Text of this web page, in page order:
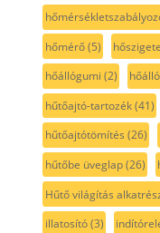
hőmérő(5)
hőállógumi (2)
hűtőajtó-tartozék(41)
hűtőajtótömítés (26)
hűtőbe üveglap(26)
Hűtő világítás
illatosító(3)